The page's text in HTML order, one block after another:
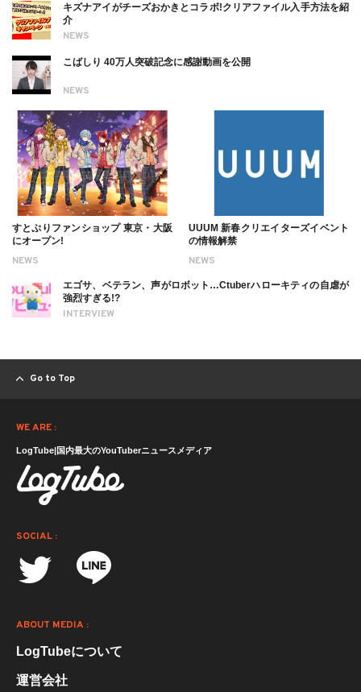
NEWS
キズナアイがチーズおかきとコラボ!クリアファイル入手方法を紹
介
NEWS
こばしり 40万人突破記念に感謝動画を公開
NEWS
すとぷりファンショップ 東京・大阪
にオープン!
NEWS
UUUM 新春クリエイターズイベント
の情報解禁
INTERVIEW
エゴサ、ベテラン、声がロボット…Ctuberハローキティの自虐が
強烈すぎる!?
Go to Top
WE ARE :
LogTube|国内最大のYouTuberニュースメディア
SOCIAL :
ABOUT MEDIA :
LogTubeについて
運営会社